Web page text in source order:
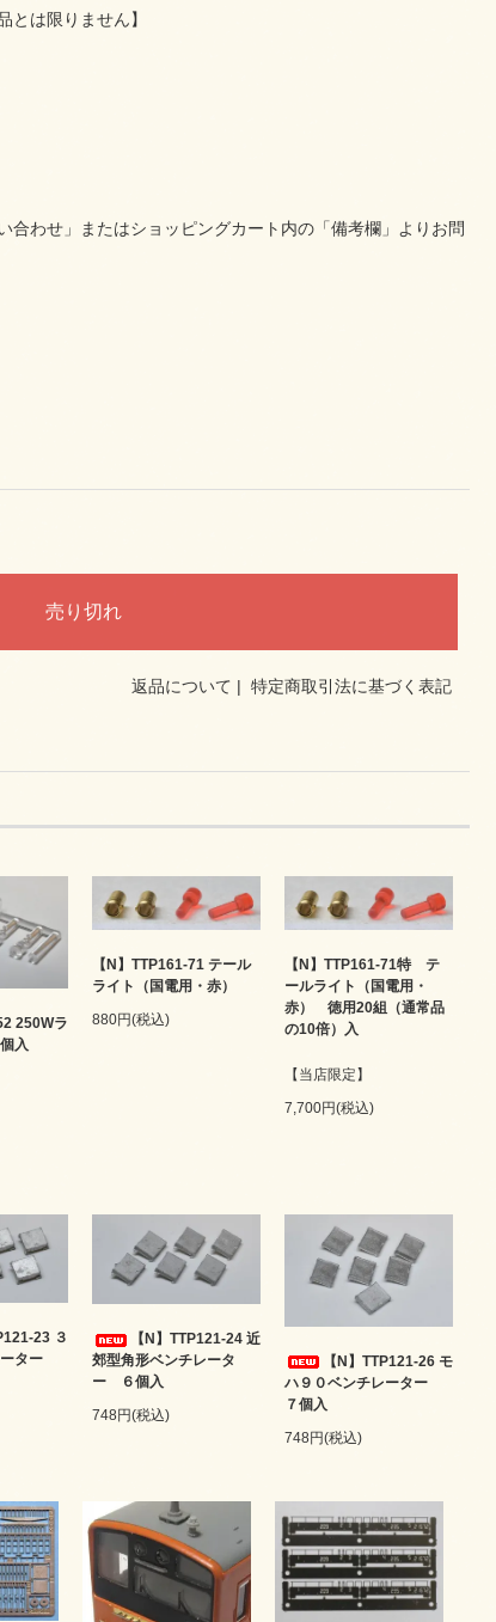
とは限りません】
合わせ」またはショッピングカート内の「備考欄」よりお問
返品について | 特定商取引法に基づく表記
250Wラ
入
【N】TTP161-71 テール
ライト（国電用・赤）
880円(税込)
【N】TTP161-71特 テ
ールライト（国電用・
赤） 徳用20組（通常品
の10倍）入
【当店限定】
7,700円(税込)
23 ３
ーター
【N】TTP121-24 近
郊型角形ベンチレータ
ー ６個入
748円(税込)
【N】TTP121-26 モ
ハ９０ベンチレーター
７個入
748円(税込)